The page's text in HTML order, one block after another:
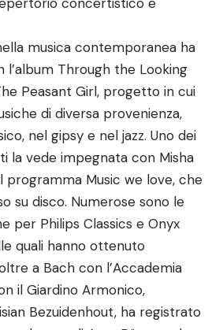
musica contemporanea ha
l’album Through the Looking
Peasant Girl, progetto in cui
di diversa provenienza,
nel gipsy e nel jazz. Uno dei
la vede impegnata con Misha
programma Music we love, che
su disco. Numerose sono le
per Philips Classics e Onyx
quali hanno ottenuto
a Bach con l’Accademia
il Giardino Armonico,
Bezuidenhout, ha registrato